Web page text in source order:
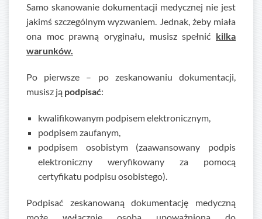
Samo skanowanie dokumentacji medycznej nie jest
jakimś szczególnym wyzwaniem. Jednak, żeby miała
ona moc prawną oryginału, musisz spełnić kilka
warunków.
Po pierwsze – po zeskanowaniu dokumentacji,
musisz ją podpisać:
kwalifikowanym podpisem elektronicznym,
podpisem zaufanym,
podpisem osobistym (zaawansowany podpis
elektroniczny weryfikowany za pomocą
certyfikatu podpisu osobistego).
Podpisać zeskanowaną dokumentację medyczną